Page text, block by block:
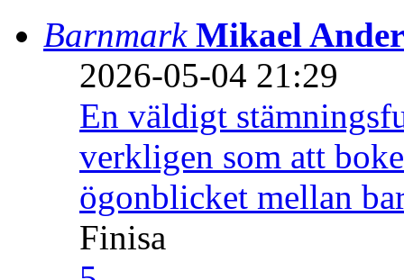
Barnmark Mikael
2026-05-04 21:29
En väldigt
verkligen som att
ögonblicket mellan
Finisa